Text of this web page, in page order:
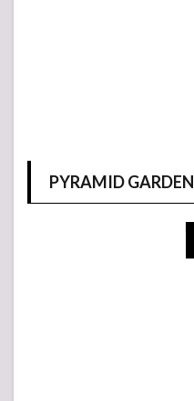
PYRAMID GARDEN